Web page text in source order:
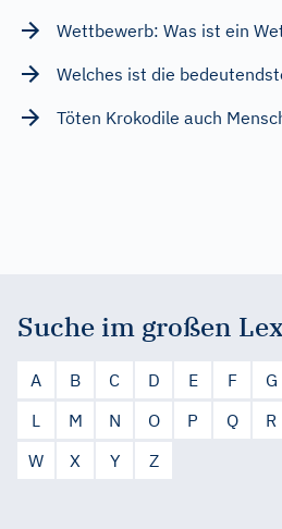
Wettbewerb: Was ist ein
Welches ist die
Töten Krokodile auch
Suche im großen
A B C D E F G
L
M N O P Q R
W
X Y Z